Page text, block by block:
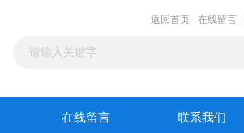
返回首页 在线留言
在线留言 联系我们